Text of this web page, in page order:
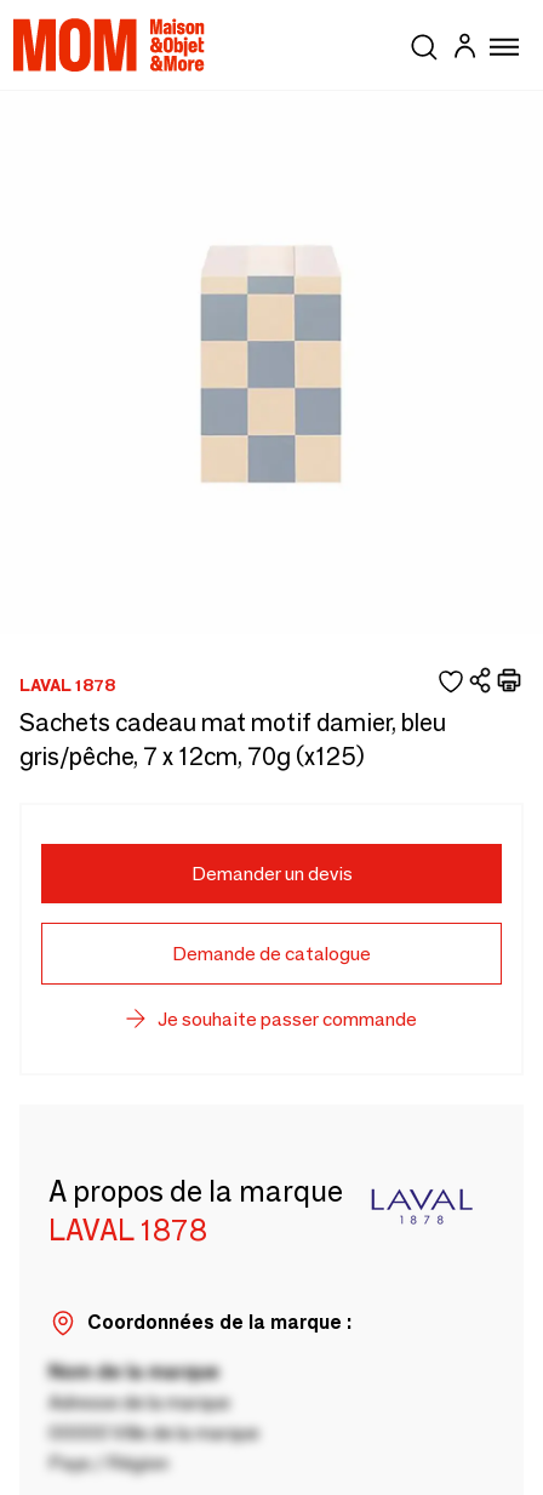
LAVAL 1878
Sachets cadeau mat motif damier, bleu
gris/pêche, 7 x 12cm, 70g (x125)
Demander un devis
Demande de catalogue
Je souhaite passer commande
A propos de la marque
LAVAL 1878
Coordonnées de la marque :
Nom de la marque
Adresse de la marque
00000 Ville de la marque
Pays / Région